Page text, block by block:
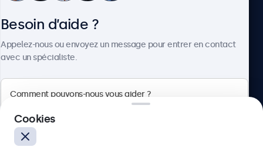
Besoin d’aide ?
Appelez-nous ou envoyez un message pour entrer en contact
avec un spécialiste.
Cookies